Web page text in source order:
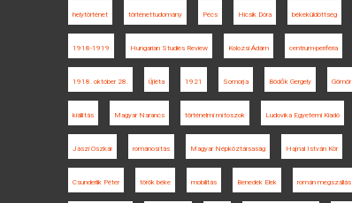
helytörténet történettudomány Pécs Hicsik Dóra békeküldöttség
1918-1919 Hungarian Studies Review Kolozsi Ádám centrum-periféria
1918. október 28. Újléta 1921 Somorja Bödők Gergely Gömör
kiállítás Magyar Narancs történelmi mítoszok Ludovika Egyetemi Kiadó
Jászi Oszkár románosítás Magyar Népköztársaság Hajnal István Kör
Csunderlik Péter török béke mobilitás Benedek Elek román megszállás